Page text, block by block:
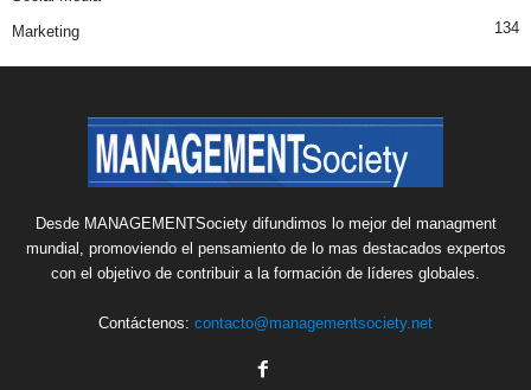
Marketing 134
Desde MANAGEMENTSociety difundimos lo mejor del managment
mundial, promoviendo el pensamiento de lo mas destacados expertos
con el objetivo de contribuir a la formación de líderes globales.
Contáctenos: contacto@managementsociety.net